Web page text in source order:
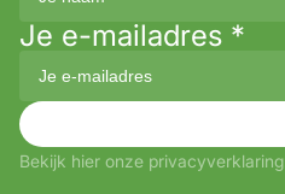
Je e-mailadres *
Bekijk hier onze privacyverklaring